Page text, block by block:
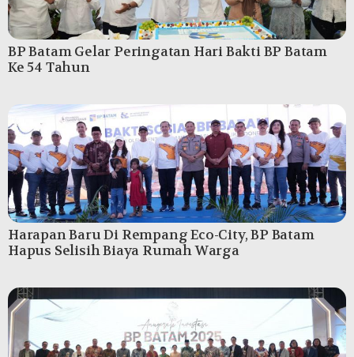
BP Batam Gelar Peringatan Hari Bakti BP Batam
Ke 54 Tahun
Harapan Baru Di Rempang Eco-City, BP Batam
Hapus Selisih Biaya Rumah Warga